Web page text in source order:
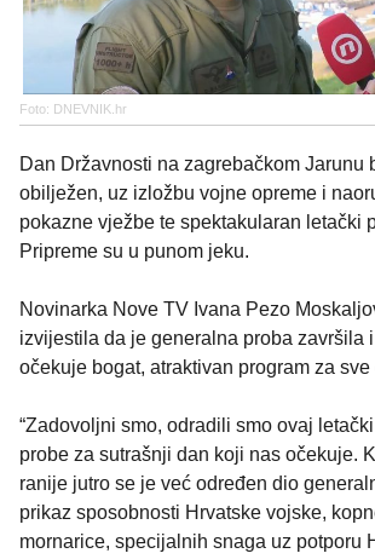
Foto: DNEVNIK.hr
Dan Državnosti na zagrebačkom Jarunu
obilježen, uz izložbu vojne opreme i
pokazne vježbe te spektakularan letački
Pripreme su u punom jeku.
Novinarka Nove TV Ivana Pezo
izvijestila da je generalna proba završila
očekuje bogat, atraktivan program za
“Zadovoljni smo, odradili smo ovaj
probe za sutrašnji dan koji nas očekuje.
ranije jutro se je već određen dio
prikaz sposobnosti Hrvatske vojske,
mornarice, specijalnih snaga uz potporu